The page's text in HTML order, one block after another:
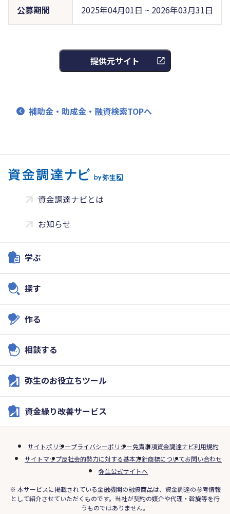
公募期間 2025年04月01日 ~ 2026年03月31日
提供元サイト
補助金・助成金・融資検索TOPへ
資金調達ナビとは
お知らせ
学ぶ
探す
作る
相談する
弥生のお役立ちツール
資金繰り改善サービス
サイトポリシープライバシーポリシー免責事項資金調達ナビ利用規約
サイトマップ反社会的勢力に対する基本方針商標についてお問い合わせ
弥生公式サイトへ
※ 本サービスに掲載されている金融機関の融資商品は、資金調達の参考情報
として紹介させていただくものです。当社が契約の媒介や代理・斡旋等を行
うものではありません。